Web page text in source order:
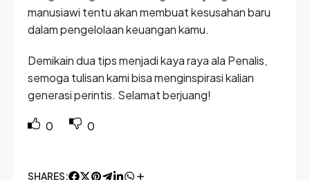
manusiawi tentu akan membuat kesusahan baru
dalam pengelolaan keuangan kamu.
Demikain dua tips menjadi kaya raya ala Penalis,
semoga tulisan kami bisa menginspirasi kalian
generasi perintis. Selamat berjuang!
0 0
SHARES: